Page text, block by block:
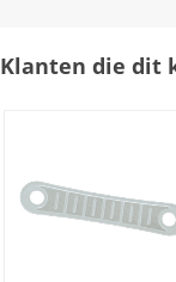
Klanten die dit